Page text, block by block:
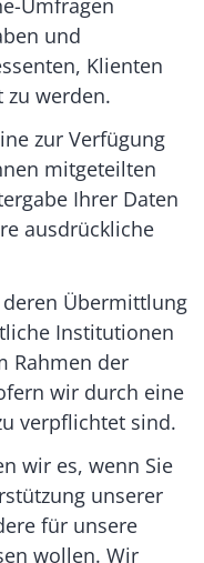
Umfragen
und
Klienten
zu werden.
zur Verfügung
mitgeteilten
Ihrer Daten
ausdrückliche
Übermittlung
Institutionen
Rahmen der
wir durch eine
verpflichtet sind.
wir es, wenn Sie
unserer
für unsere
wollen. Wir